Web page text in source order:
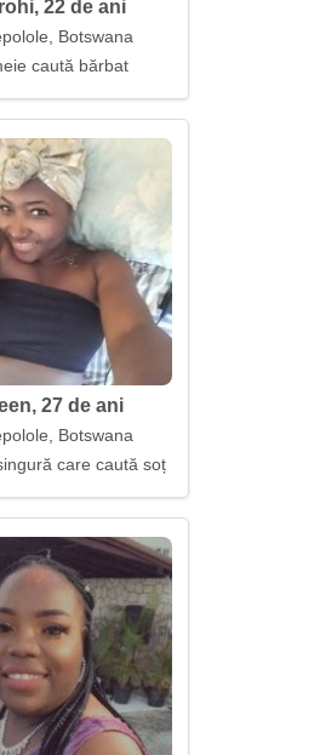
22 de ani
Botswana
caută bărbat
27 de ani
Botswana
care caută soț